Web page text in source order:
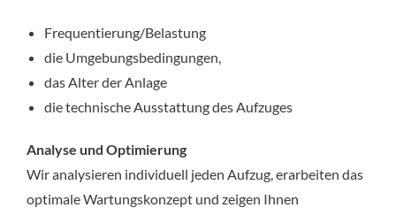
Frequentierung/Belastung
die Umgebungsbedingungen,
das Alter der Anlage
die technische Ausstattung des Aufzuges
Analyse und Optimierung
Wir analysieren individuell jeden Aufzug, erarbeiten das
optimale Wartungskonzept und zeigen Ihnen